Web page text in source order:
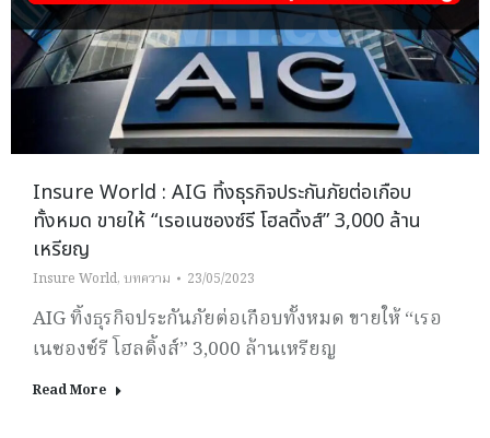
Insure World : AIG ทิ้งธุรกิจประกันภัยต่อเกือบ
ทั้งหมด ขายให้ “เรอเนซองซ์รี โฮลดิ้งส์” 3,000 ล้าน
เหรียญ
Insure World, บทความ 23/05/2023
AIG ทิ้งธุรกิจประกันภัยต่อเกือบทั้งหมด ขายให้ “เรอ
เนซองซ์รี โฮลดิ้งส์” 3,000 ล้านเหรียญ
Read More